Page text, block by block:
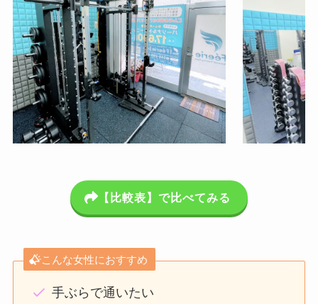
【比較表】で比べてみる
こんな女性におすすめ
手ぶらで通いたい